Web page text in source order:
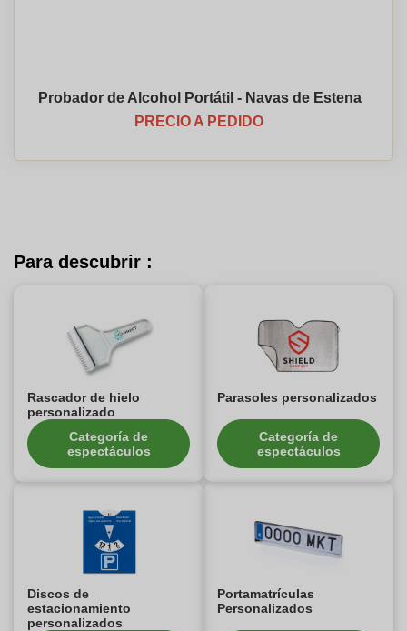
Probador de Alcohol Portátil - Navas de Estena
PRECIO A PEDIDO
Para descubrir :
Rascador de hielo
personalizado
Categoría de
espectáculos
Parasoles personalizados
Categoría de
espectáculos
Discos de
estacionamiento
personalizados
Portamatrículas
Personalizados